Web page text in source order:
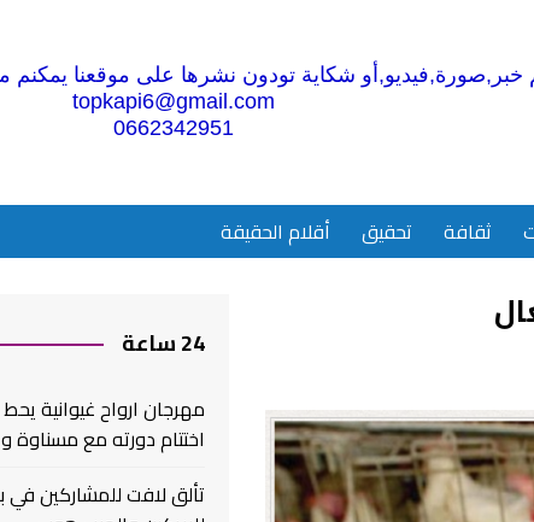
خبر,صورة,فيديو,أو شكاية تودون نشرها على موقعنا يمكنم
topkapi6@gmail.com
0662342951
ثقافة تحقيق أقلام الحقيقة
24 ساعة
مهرجان ارواح غيوانية
اختتام دورته مع مسناوة
تألق لافت للمشاركين في